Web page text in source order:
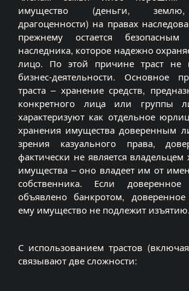
имущество (деньги,
драгоценности) на правах
прежнему остается
наследника, которое надежно
лицо. По этой причине траст не
бизнес-деятельности. Основное
траста – хранение средств,
конкретного лица или группы
характеризуют как отдельное
хранения имущества доверенным
зрения казуального права,
фактически не является
имущества – оно владеет им от
собственника. Если
объявлено банкротом,
ему имущество не подлежит изъятию.
С использованием трастов
связывают две сложности: